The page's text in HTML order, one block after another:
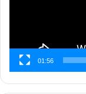
01:56